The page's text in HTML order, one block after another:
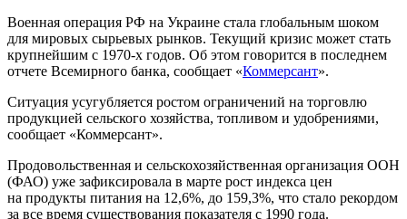
Военная операция РФ на Украине стала глобальным шоком
для мировых сырьевых рынков. Текущий кризис может стать
крупнейшим с 1970-х годов. Об этом говорится в последнем
отчете Всемирного банка, сообщает «Коммерсант».
Ситуация усугубляется ростом ограничений на торговлю
продукцией сельского хозяйства, топливом и удобрениями,
сообщает «Коммерсант».
Продовольственная и сельскохозяйственная организация ООН
(ФАО) уже зафиксировала в марте рост индекса цен
на продукты питания на 12,6%, до 159,3%, что стало рекордом
за все время существования показателя с 1990 года.